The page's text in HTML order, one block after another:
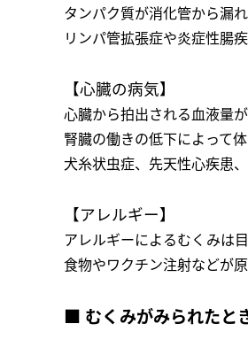
タンパク質が消化管から漏
リンパ管拡張症や炎症性腸
【心臓の病気】
心臓から拍出される血液量
腎臓の働きの低下によって
犬糸状虫症、先天性心疾患
【アレルギー】
アレルギーによるむくみは
食物やワクチン注射などが原
■ むくみがみられたと